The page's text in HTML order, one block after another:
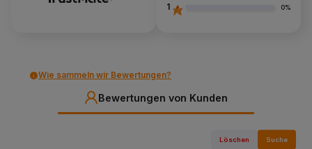
1 0%
Wie sammeln wir Bewertungen?
Bewertungen von Kunden
Löschen Suche